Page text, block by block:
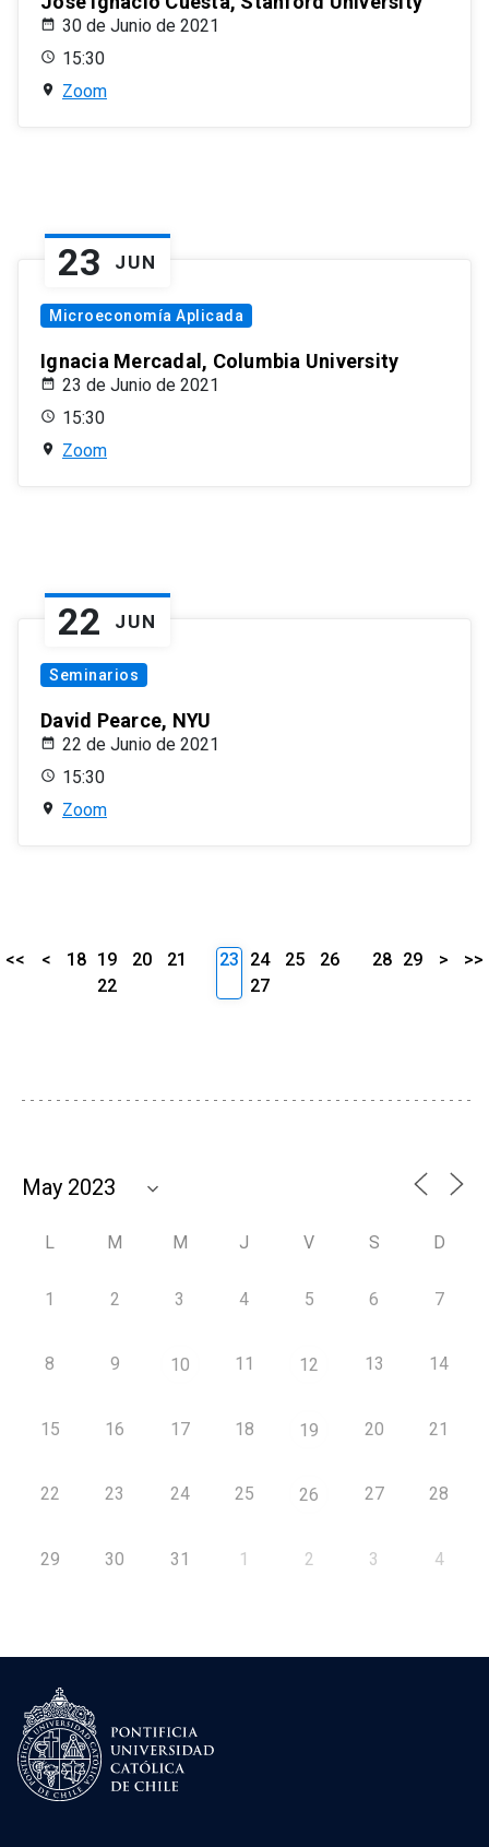
30 de Junio de 2021
15:30
Zoom
23 JUN
Microeconomía Aplicada
Ignacia Mercadal, Columbia University
23 de Junio de 2021
15:30
Zoom
22 JUN
Seminarios
David Pearce, NYU
22 de Junio de 2021
15:30
Zoom
<< < 18 19 20
21
22
23 24 25
26
27
28 29 > >>
L M M J V S D
1 2 3 4 5 6 7
8 9 10 11 12 13 14
15 16 17 18 19 20 21
22 23 24 25 26 27 28
29 30 31 1 2 3 4